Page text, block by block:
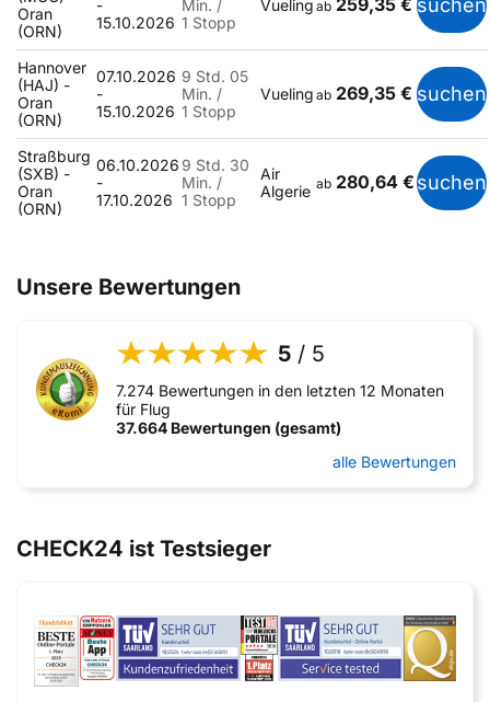
Oran
(ORN)
-
15.10.2026
Min. /
1 Stopp
Vueling ab 259,35 € suchen
Hannover
(HAJ) -
Oran
(ORN)
07.10.2026
-
15.10.2026
9 Std. 05
Min. /
1 Stopp
Vueling ab 269,35 € suchen
Straßburg
(SXB) -
Oran
(ORN)
06.10.2026
-
17.10.2026
9 Std. 30
Min. /
1 Stopp
Air
Algerie ab 280,64 €suchen
Unsere Bewertungen
5 / 5
7.274 Bewertungen in den letzten 12 Monaten
für Flug
37.664 Bewertungen (gesamt)
alle Bewertungen
CHECK24 ist Testsieger